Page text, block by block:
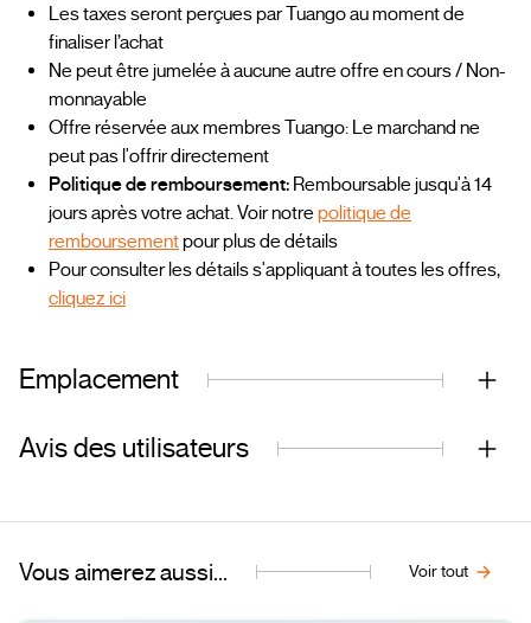
Les taxes seront perçues par Tuango au moment de
finaliser l’achat
Ne peut être jumelée à aucune autre offre en cours / Non-
monnayable
Offre réservée aux membres Tuango: Le marchand ne
peut pas l'offrir directement
Politique de remboursement: Remboursable jusqu'à 14
jours après votre achat. Voir notre politique de
remboursementpour plus de détails
Pour consulter les détails s'appliquant à toutes les offres,
cliquez ici
Emplacement
Avis des utilisateurs
Vous aimerez aussi... Voir tout